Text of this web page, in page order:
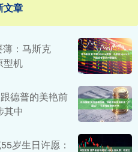
文章
：马斯克
型机
德普的美艳前
其中
岁生日许愿：